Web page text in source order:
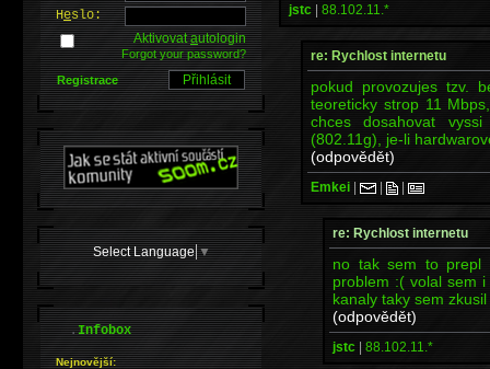
jstc | 88.102.11.*
re: Rychlost internetu
pokud provozujes tzv.
teoreticky strop 11
chces dosahovat
(802.11g), je-li
(odpovědět)
Emkei | | |
re: Rychlost internetu
no tak sem to prepl
problem :( volal sem
kanaly taky sem
(odpovědět)
jstc | 88.102.11.*
Heslo:
Aktivovatautologin
Forgot your password?
Registrace
Select Language ▼
.Infobox
Nejnovější: